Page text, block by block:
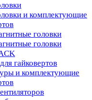
и комплектующие
головки
головки
гайковертов
и комплектующие